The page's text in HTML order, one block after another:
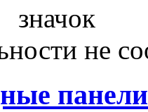
не